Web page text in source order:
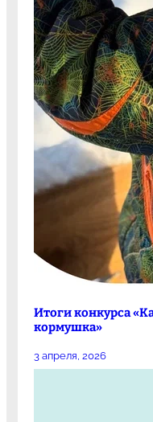
Итоги конкурса
кормушка»
3 апреля, 2026